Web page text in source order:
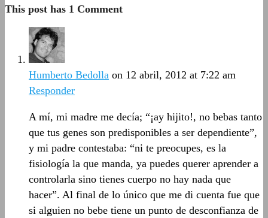
This post has 1 Comment
Humberto Bedolla on 12 abril, 2012 at 7:22 am
Responder
A mí, mi madre me decía; “¡ay hijito!, no bebas tanto
que tus genes son predisponibles a ser dependiente”,
y mi padre contestaba: “ni te preocupes, es la
fisiología la que manda, ya puedes querer aprender a
controlarla sino tienes cuerpo no hay nada que
hacer”. Al final de lo único que me di cuenta fue que
si alguien no bebe tiene un punto de desconfianza de